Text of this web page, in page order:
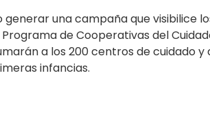
una campaña que visibilice
de Cooperativas del
a los 200 centros de cuidado
infancias.